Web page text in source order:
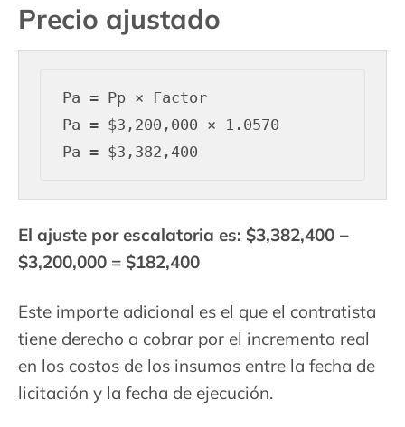
Precio ajustado
Pa = Pp × Factor
Pa = $3,200,000 × 1.0570
El ajuste por escalatoria es: $3,382,400 −
$3,200,000 = $182,400
Este importe adicional es el que el contratista
tiene derecho a cobrar por el incremento real
en los costos de los insumos entre la fecha de
licitación y la fecha de ejecución.